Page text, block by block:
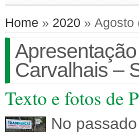
Home » 2020 » Agosto
Carvalhais –
Texto e fotos de
No